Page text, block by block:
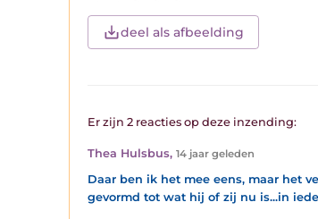
deel als afbeelding
Er zijn 2 reacties op deze inzending:
Thea Hulsbus, 14 jaar geleden
Daar ben ik het mee eens, maar het
gevormd tot wat hij of zij nu is...in